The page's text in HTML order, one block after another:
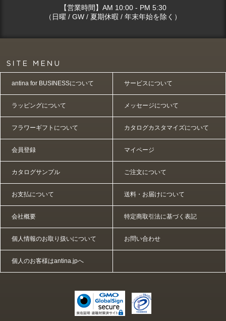
【営業時間】AM 10:00 - PM 5:30
（日曜 / GW / 夏期休暇 / 年末年始を除く）
antina for BUSINESSについて サービスについて
ラッピングについて メッセージについて
フラワーギフトについて カタログカスタマイズについて
会員登録 マイページ
カタログサンプル ご注文について
お支払について 送料・お届けについて
会社概要 特定商取引法に基づく表記
個人情報のお取り扱いについて お問い合わせ
個人のお客様はantina.jpへ